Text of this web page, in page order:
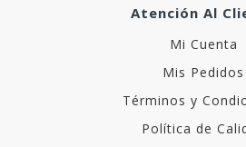
Atención Al
Mi Cuenta
Mis Pedidos
Términos y
Política de